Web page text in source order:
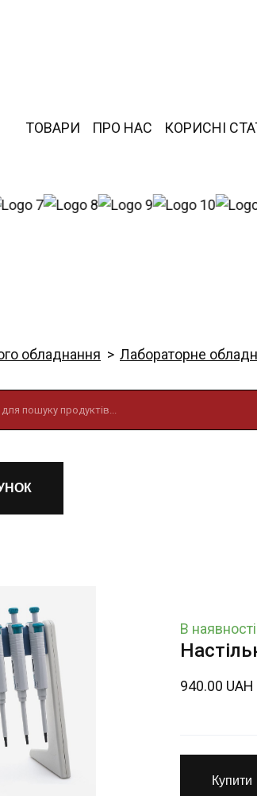
ТОВАРИ ПРО НАС КОРИСНІ
обладнання Лабораторне
В наявності
940.00 UAH
Купити